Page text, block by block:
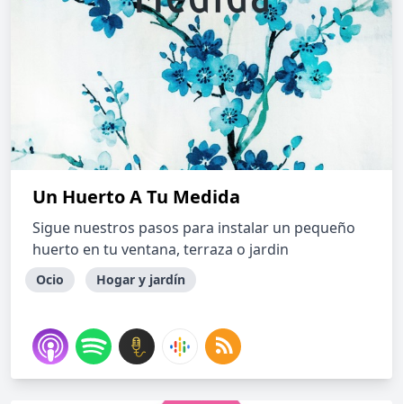
Un Huerto A Tu Medida
Sigue nuestros pasos para instalar un pequeño
huerto en tu ventana, terraza o jardin
Ocio Hogar y jardín